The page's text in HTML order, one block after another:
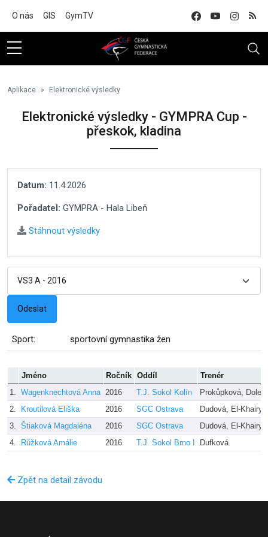
O nás GIS GymTV
Aplikace Elektronické výsledky
Elektronické výsledky - GYMPRA Cup -
přeskok, kladina
Datum: 11.4.2026
Pořadatel: GYMPRA - Hala Libeň
Stáhnout výsledky
Sport: sportovní gymnastika žen
Jméno Ročník Oddíl
Trenér
1. Wagenknechtová Anna 2016 T.J. Sokol Kolín
Prokůpková,
2.
Kroutilová Eliška 2016 SGC Ostrava
Dudová, El-Khairy
3. Štiaková Magdaléna 2016 SGC Ostrava
Dudová, El-Khairy
4.
Růžková Amálie 2016 T.J. Sokol Brno I Dufková
Zpět na detail závodu